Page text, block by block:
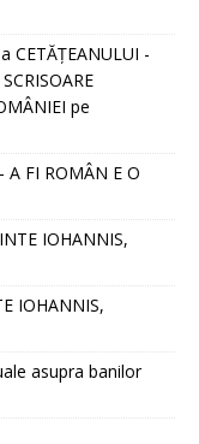
CETĂȚEANULUI -
pe
A FI ROMÂN E O
IOHANNIS,
IOHANNIS,
asupra banilor